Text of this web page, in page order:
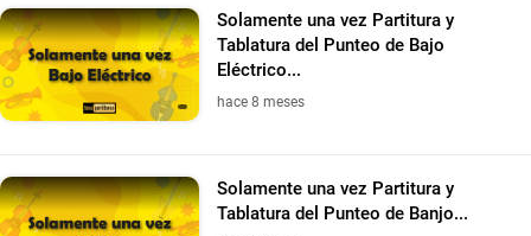
Solamente una vez Partitura y
Tablatura del Punteo de Bajo
Eléctrico...
hace 8 meses
Solamente una vez Partitura y
Tablatura del Punteo de Banjo...